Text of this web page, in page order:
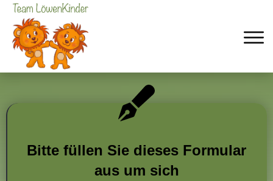
Bitte füllen Sie dieses Formular
aus um sich